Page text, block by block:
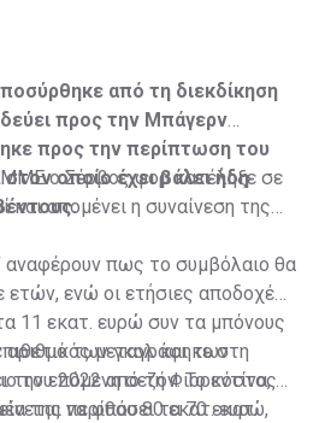
από τη διεκδίκηση
προς την Μπάγερν
προς την περίπτωση του
οποίο έχει βάλει ήδη
ο Σέρβος φορ κατέληξε σε
απομένει η συναίνεση της
αναφέρουν πως το συμβόλαιο θα
ετών, ενώ οι ετήσιες αποδοχές
11 εκατ. ευρώ συν τα μπόνους
αριθμό των γκολ και των
την επόμενη σεζόν. Το κόστος
να φθάσει τα 70 εκατ.
μεταγράφηκε στη
του 2022 από τη Φιορεντίνα, η
της περίπου 80 εκατ. ευρώ,